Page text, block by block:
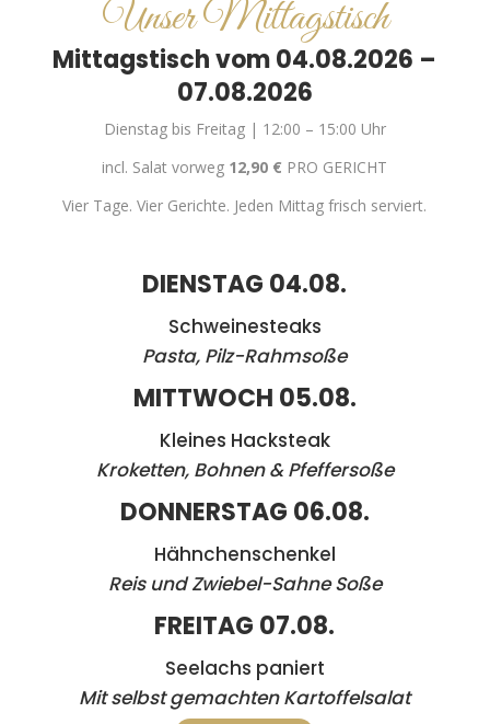
Unser Mittagstisch
Mittagstisch vom 04.08.2026 –
07.08.2026
Dienstag bis Freitag | 12:00 – 15:00 Uhr
incl. Salat vorweg 12,90 € PRO GERICHT
Vier Tage. Vier Gerichte. Jeden Mittag frisch serviert.
DIENSTAG 04.08.
Schweinesteaks
Pasta, Pilz-Rahmsoße
MITTWOCH 05.08.
Kleines Hacksteak
Kroketten, Bohnen & Pfeffersoße
DONNERSTAG 06.08.
Hähnchenschenkel
Reis und Zwiebel-Sahne Soße
FREITAG 07.08.
Seelachs paniert
Mit selbst gemachten Kartoffelsalat